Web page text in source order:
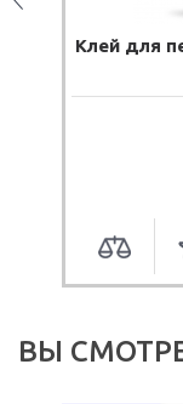
Клей для
ВЫ